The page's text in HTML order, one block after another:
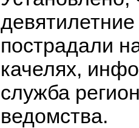
пострадали
качелях,
служба
ведомства.